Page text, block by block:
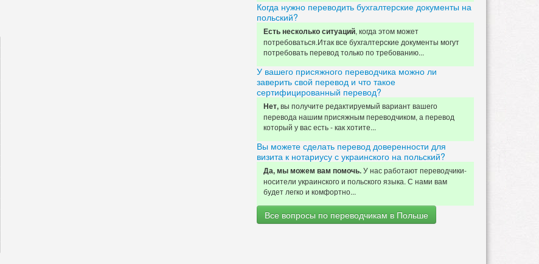
Когда нужно переводить бухгалтерские документы на
польский?
Есть несколько ситуаций, когда этом может
потребоваться.Итак все бухгалтерские документы могут
потребовать перевод только по требованию...
У вашего присяжного переводчика можно ли
заверить свой перевод и что такое
сертифицированный перевод?
Нет,вы получите редактируемый вариант вашего
перевода нашим присяжным переводчиком, а перевод
который у вас есть - как хотите...
Вы можете сделать перевод доверенности для
визита к нотариусу с украинского на польский?
Да, мы можем вам помочь.У нас работают переводчики-
носители украинского и польского языка. С нами вам
будет легко и комфортно...
Все вопросы по переводчикам в Польше